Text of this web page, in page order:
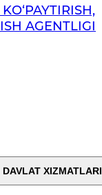
AGENTLIGI
DAVLAT XIZMATLARI